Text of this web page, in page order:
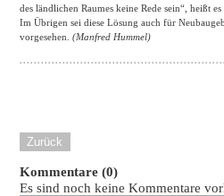
des ländlichen Raumes keine Rede sein“, heißt
Im Übrigen sei diese Lösung auch für
vorgesehen.(Manfred Hummel)
Zurück
Kommentare (0)
Es sind noch keine Kommentare